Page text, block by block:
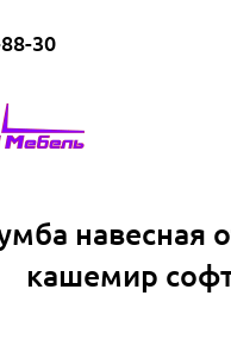
30
навесная
кашемир